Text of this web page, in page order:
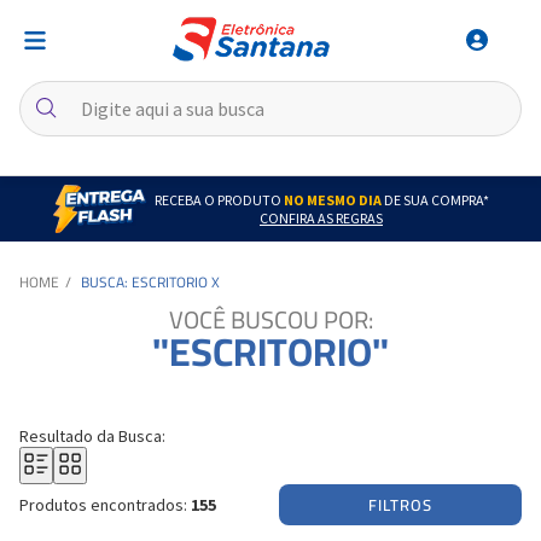
RECEBA O PRODUTO NO MESMO DIADE SUA COMPRA*
CONFIRA AS REGRAS
BUSCA: ESCRITORIO X
VOCÊ BUSCOU POR:
"ESCRITORIO"
Resultado da Busca:
Produtos encontrados: 155 FILTROS